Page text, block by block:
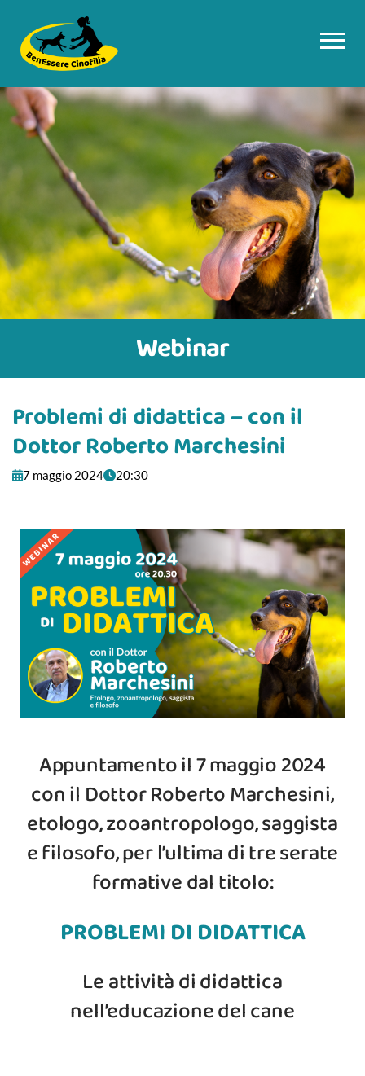
Webinar
Problemi di didattica – con il
Dottor Roberto Marchesini
7 maggio 2024 20:30
Appuntamento il 7 maggio 2024
con il Dottor Roberto Marchesini,
etologo, zooantropologo, saggista
e filosofo, per l’ultima di tre serate
formative dal titolo:
PROBLEMI DI DIDATTICA
Le attività di didattica
nell’educazione del cane